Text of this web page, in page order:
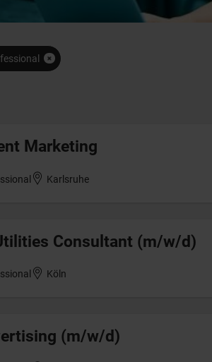
Marketing
Karlsruhe
Consultant (m/w/d)
Köln
(m/w/d)